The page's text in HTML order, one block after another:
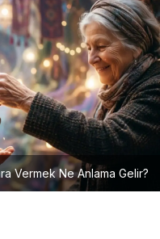
Vermek Ne Anlama Gelir?